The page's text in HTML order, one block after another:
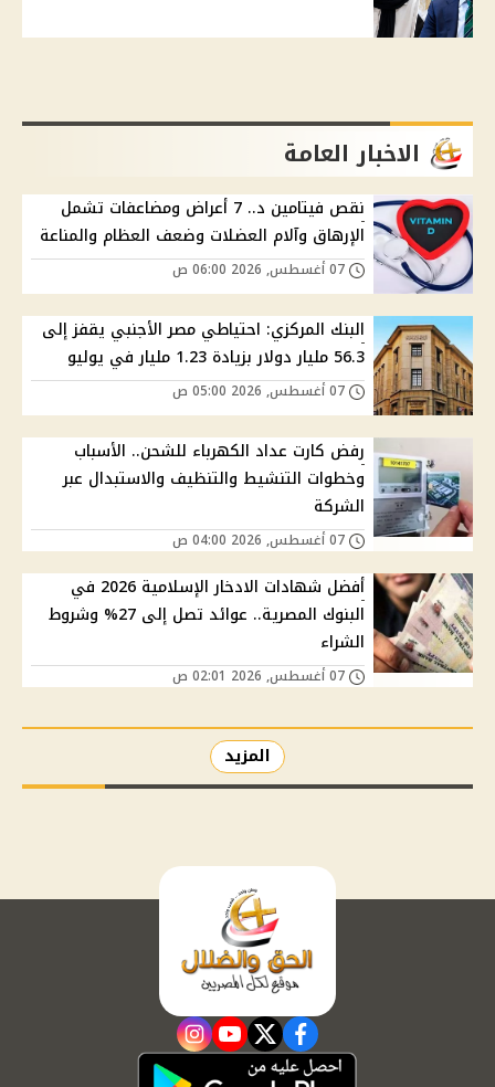
الاخبار العامة
نقص فيتامين د.. 7 أعراض ومضاعفات تشمل
الإرهاق وآلام العضلات وضعف العظام والمناعة
البنك المركزي: احتياطي مصر الأجنبي يقفز إلى
56.3 مليار دولار بزيادة 1.23 مليار في يوليو
رفض كارت عداد الكهرباء للشحن.. الأسباب
وخطوات التنشيط والتنظيف والاستبدال عبر
الشركة
أفضل شهادات الادخار الإسلامية 2026 في
البنوك المصرية.. عوائد تصل إلى 27% وشروط
الشراء
المزيد
facebook
twitter
youtube
instagram